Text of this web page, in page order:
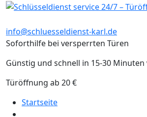
info@schluesseldienst-karl.de
Soforthilfe bei versperrten Türen
Günstig und schnell in 15-30
Türöffnung ab 20 €
Startseite